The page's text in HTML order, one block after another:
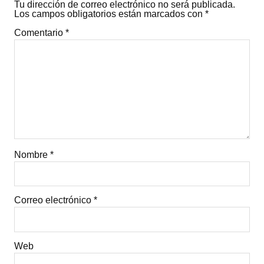
Tu dirección de correo electrónico no será publicada.
Los campos obligatorios están marcados con *
Comentario *
Nombre *
Correo electrónico *
Web